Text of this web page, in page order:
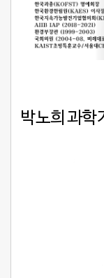
박노희 과학